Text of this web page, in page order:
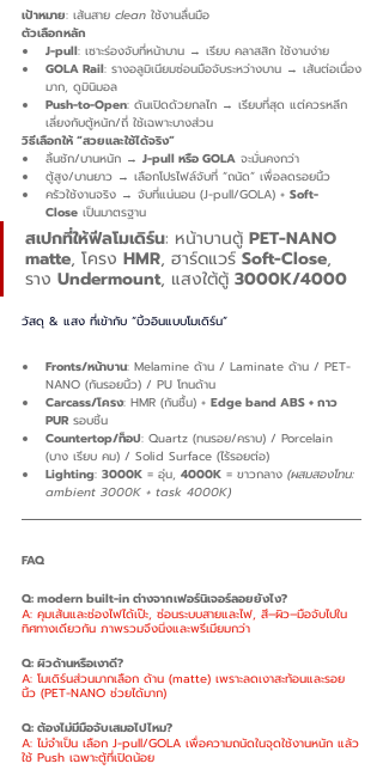
เป้าหมาย: เส้นสาย clean ใช้งานลื่นมือ
ตัวเลือกหลัก
J-pull: เซาะร่องจับที่หน้าบาน → เรียบ คลาสสิก ใช้งานง่าย
GOLA Rail: รางอลูมิเนียมซ่อนมือจับระหว่างบาน → เส้นต่อเนื่อง
มาก, ดูมินิมอล
Push-to-Open: ดันเปิดด้วยกลไก → เรียบที่สุด แต่ควรหลีก
เลี่ยงกับตู้หนัก/ถี่ ใช้เฉพาะบางส่วน
วิธีเลือกให้ “สวยและใช้ได้จริง”
ลิ้นชัก/บานหนัก → J-pull หรือ GOLA จะมั่นคงกว่า
ตู้สูง/บานยาว → เลือกโปรไฟล์จับที่ “ถนัด” เพื่อลดรอยนิ้ว
ครัวใช้งานจริง → จับที่แน่นอน (J-pull/GOLA) + Soft-
Close เป็นมาตรฐาน
สเปกที่ให้ฟีลโมเดิร์น: หน้าบานตู้ PET-NANO
matte, โครง HMR, ฮาร์ดแวร์ Soft-Close,
ราง Undermount, แสงใต้ตู้ 3000K/4000
วัสดุ & แสง ที่เข้ากับ “บิ้วอินแบบโมเดิร์น”
Fronts/หน้าบาน: Melamine ด้าน / Laminate ด้าน / PET-
NANO (กันรอยนิ้ว) / PU โทนด้าน
Carcass/โครง: HMR (กันชื้น) + Edge band ABS + กาว
PUR รอบชิ้น
Countertop/ท็อป: Quartz (ทนรอย/คราบ) / Porcelain
(บาง เรียบ คม) / Solid Surface (ไร้รอยต่อ)
Lighting: 3000K = อุ่น, 4000K = ขาวกลาง (ผสมสองโทน:
ambient 3000K + task 4000K)
FAQ
Q: modern built-in ต่างจากเฟอร์นิเจอร์ลอยยังไง?
A: คุมเส้นและช่องไฟได้เป๊ะ, ซ่อนระบบสายและไฟ, สี–ผิว–มือจับไปใน
ทิศทางเดียวกัน ภาพรวมจึงนิ่งและพรีเมียมกว่า
Q: ผิวด้านหรือเงาดี?
A: โมเดิร์นส่วนมากเลือก ด้าน (matte) เพราะลดเงาสะท้อนและรอย
นิ้ว (PET-NANO ช่วยได้มาก)
Q: ต้องไม่มีมือจับเสมอไปไหม?
A: ไม่จำเป็น เลือก J-pull/GOLA เพื่อความถนัดในจุดใช้งานหนัก แล้ว
ใช้ Push เฉพาะตู้ที่เปิดน้อย